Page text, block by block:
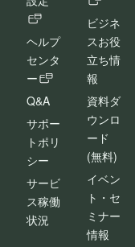
ヘルプ
センタ
ー
Q&A
サポー
トポリ
シー
サービ
ス稼働
状況
ビジネ
スお役
立ち情
報
資料ダ
ウンロ
ード
(無料)
イベン
ト・セ
ミナー
情報